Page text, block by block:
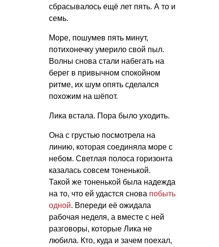
сбрасывалось ещё лет пять. А то и
семь.
Море, пошумев пять минут,
потихонечку умерило свой пыл.
Волны снова стали набегать на
берег в привычном спокойном
ритме, их шум опять сделался
похожим на шёпот.
Лика встала. Пора было уходить.
Она с грустью посмотрела на
линию, которая соединяла море с
небом. Светлая полоса горизонта
казалась совсем тоненькой.
Такой же тоненькой была надежда
на то, что ей удастся снова побыть
одной. Впереди её ожидала
рабочая неделя, а вместе с ней
разговоры, которые Лика не
любила. Кто, куда и зачем поехал,